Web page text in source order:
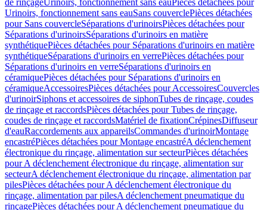
de rinçageUrinoirs, fonctionnement sans eauPièces détachées pour
Urinoirs, fonctionnement sans eauSans couverclePièces détachées
pour Sans couvercleSéparations d'urinoirsPièces détachées pour
Séparations d'urinoirsSéparations d'urinoirs en matière
synthétiquePièces détachées pour Séparations d'urinoirs en matière
synthétiqueSéparations d'urinoirs en verrePièces détachées pour
Séparations d'urinoirs en verreSéparations d'urinoirs en
céramiquePièces détachées pour Séparations d'urinoirs en
céramiqueAccessoiresPièces détachées pour AccessoiresCouvercles
d'urinoirSiphons et accessoires de siphonTubes de rinçage, coudes
de rinçage et raccordsPièces détachées pour Tubes de rinçage,
coudes de rinçage et raccordsMatériel de fixationCrépinesDiffuseur
d'eauRaccordements aux appareilsCommandes d'urinoirMontage
encastréPièces détachées pour Montage encastréA déclenchement
électronique du rinçage, alimentation sur secteurPièces détachées
pour A déclenchement électronique du rinçage, alimentation sur
secteurA déclenchement électronique du rinçage, alimentation par
pilesPièces détachées pour A déclenchement électronique du
rinçage, alimentation par pilesA déclenchement pneumatique du
rinçagePièces détachées pour A déclenchement pneumatique du